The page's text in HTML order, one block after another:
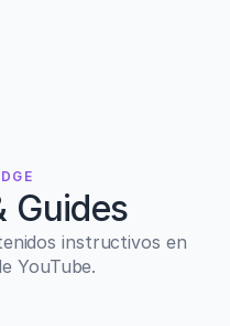
Guides
instructivos en
YouTube.